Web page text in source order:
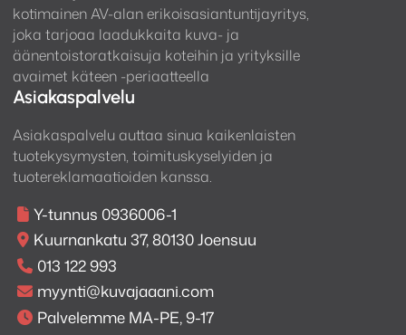
kotimainen AV-alan erikoisasiantuntijayritys,
joka tarjoaa laadukkaita kuva- ja
äänentoistoratkaisuja koteihin ja yrityksille
avaimet käteen -periaatteella
Asiakaspalvelu
Asiakaspalvelu auttaa sinua kaikenlaisten
tuotekysymysten, toimituskyselyiden ja
tuotereklamaatioiden kanssa.
Y-tunnus 0936006-1
Kuurnankatu 37, 80130 Joensuu
013 122 993
myynti@kuvajaaani.com
Palvelemme MA-PE, 9-17